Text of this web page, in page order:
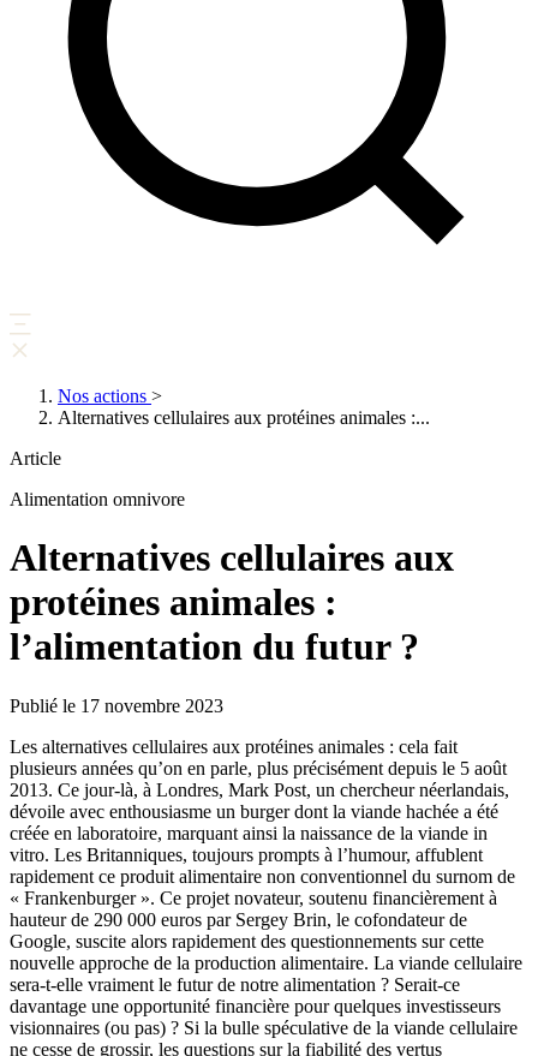
Nos actions >
Alternatives cellulaires aux protéines animales :...
Article
Alimentation omnivore
Alternatives cellulaires aux
protéines animales :
l’alimentation du futur ?
Publié le 17 novembre 2023
Les alternatives cellulaires aux protéines animales : cela fait
plusieurs années qu’on en parle, plus précisément depuis le 5 août
2013. Ce jour-là, à Londres, Mark Post, un chercheur néerlandais,
dévoile avec enthousiasme un burger dont la viande hachée a été
créée en laboratoire, marquant ainsi la naissance de la viande in
vitro. Les Britanniques, toujours prompts à l’humour, affublent
rapidement ce produit alimentaire non conventionnel du surnom de
« Frankenburger ». Ce projet novateur, soutenu financièrement à
hauteur de 290 000 euros par Sergey Brin, le cofondateur de
Google, suscite alors rapidement des questionnements sur cette
nouvelle approche de la production alimentaire. La viande cellulaire
sera-t-elle vraiment le futur de notre alimentation ? Serait-ce
davantage une opportunité financière pour quelques investisseurs
visionnaires (ou pas) ? Si la bulle spéculative de la viande cellulaire
ne cesse de grossir, les questions sur la fiabilité des vertus